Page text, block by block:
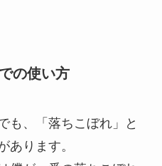
の使い方
も、「落ちこぼれ」と
あります。